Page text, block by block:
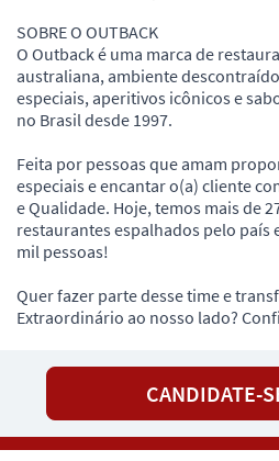
SOBRE O OUTBACK
O Outback é uma marca de
australiana, ambiente
especiais, aperitivos icônicos e
no Brasil desde 1997.
Feita por pessoas que amam
especiais e encantar o(a) cliente
e Qualidade. Hoje, temos mais de
restaurantes espalhados pelo país
mil pessoas!
Quer fazer parte desse time e
Extraordinário ao nosso lado?
CANDIDATE-